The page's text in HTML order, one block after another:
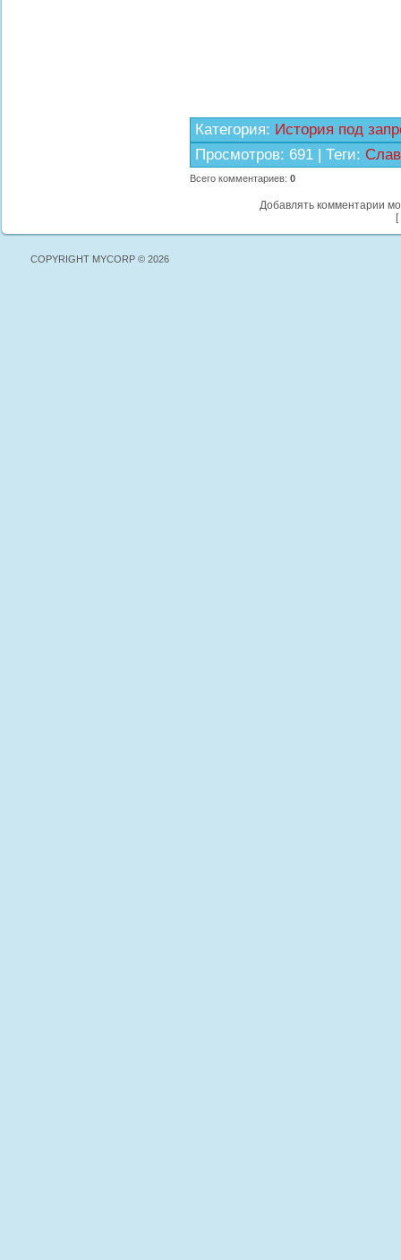
Категория: История под
Просмотров: 691 | Теги:
Всего комментариев: 0
Добавлять комментарии
[
COPYRIGHT MYCORP © 2026